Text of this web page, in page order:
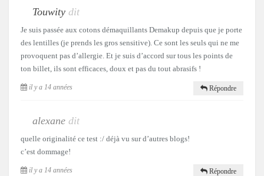
Touwity dit
Je suis passée aux cotons démaquillants Demakup depuis que je porte
des lentilles (je prends les gros sensitive). Ce sont les seuls qui ne me
provoquent pas d’allergie. Et je suis d’accord sur tous les points de
ton billet, ils sont efficaces, doux et pas du tout abrasifs !
il y a 14 années Répondre
alexane dit
quelle originalité ce test :/ déjà vu sur d’autres blogs!
c’est dommage!
il y a 14 années Répondre